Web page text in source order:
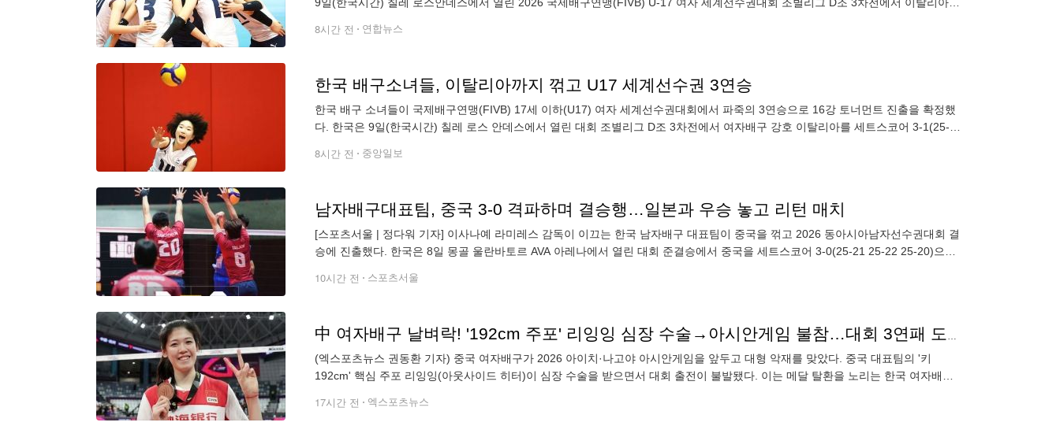
8시간 전 연합뉴스
한국 배구소녀들, 이탈리아까지 꺾고 U17 세계선수권 3연승
한국 배구 소녀들이 국제배구연맹(FIVB) 17세 이하(U17) 여자 세계선수권대회에서 파죽의 3연승으로 16강 토너먼트 진출을 확정했
다. 한국은 9일(한국시간) 칠레 로스 안데스에서 열린 대회 조별리그 D조 3차전에서 여자배구 강호 이탈리아를 세트스코어 3-1(25-
8시간 전 중앙일보
남자배구대표팀, 중국 3-0 격파하며 결승행…일본과 우승 놓고 리턴 매치
[스포츠서울 | 정다워 기자] 이사나예 라미레스 감독이 이끄는 한국 남자배구 대표팀이 중국을 꺾고 2026 동아시아남자선수권대회 결
승에 진출했다. 한국은 8일 몽골 울란바토르 AVA 아레나에서 열린 대회 준결승에서 중국을 세트스코어 3-0(25-21 25-22 25-20)으로
10시간 전 스포츠서울
中 여자배구 날벼락! '192cm 주포' 리잉잉 심장 수술→아시안게임 불참…대회 3연패 도전 '노란불'
(엑스포츠뉴스 권동환 기자) 중국 여자배구가 2026 아이치·나고야 아시안게임을 앞두고 대형 악재를 맞았다. 중국 대표팀의 '키
192cm' 핵심 주포 리잉잉(아웃사이드 히터)이 심장 수술을 받으면서 대회 출전이 불발됐다. 이는 메달 탈환을 노리는 한국 여자배구
17시간 전 엑스포츠뉴스